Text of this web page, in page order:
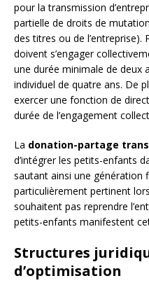
pour la transmission
partielle de droits de
des titres ou de l’entreprise).
doivent s’engager
une durée minimale de deux
individuel de quatre ans. De
exercer une fonction de
durée de l’engagement
La donation-partage
d’intégrer les petits-enfants
sautant ainsi une génération
particulièrement pertinent
souhaitent pas reprendre
petits-enfants manifestent
Structures
d’optimisation